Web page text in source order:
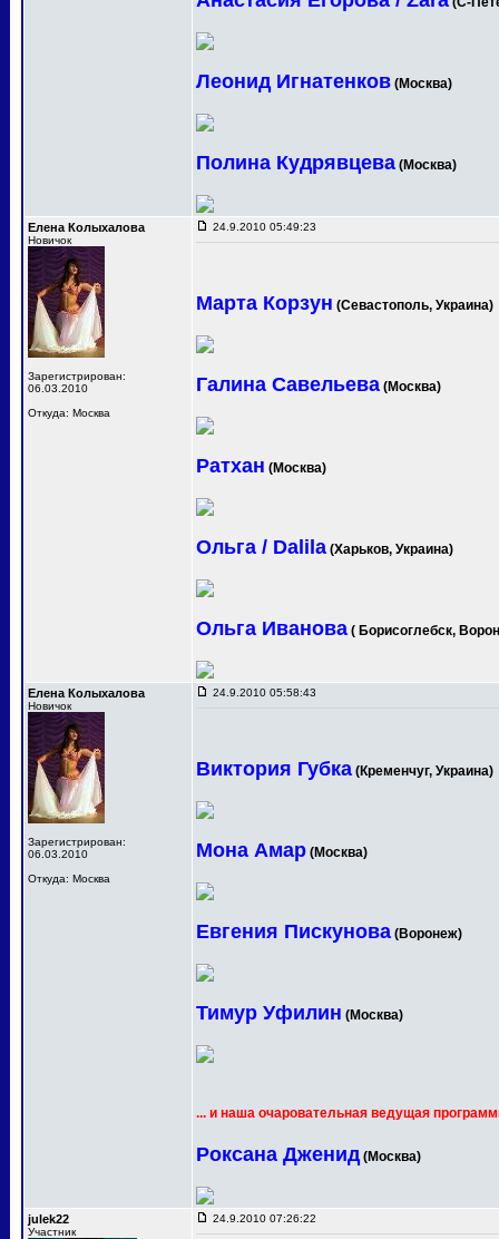
Леонид Игнатенков (Москва)
Полина Кудрявцева (Москва)
Елена Колыхалова
Новичок
Зарегистрирован:
06.03.2010
Откуда: Москва
24.9.2010 05:49:23
Марта Корзун (Севастополь, Украина)
Галина Савельева (Москва)
Ратхан (Москва)
Ольга / Dalila (Харьков, Украина)
Ольга Иванова ( Борисоглебск,
Елена Колыхалова
Новичок
Зарегистрирован:
06.03.2010
Откуда: Москва
24.9.2010 05:58:43
Виктория Губка (Кременчуг, Украина)
Мона Амар (Москва)
Евгения Пискунова (Воронеж)
Тимур Уфилин (Москва)
... и наша очаровательная ведущая
Роксана Дженид (Москва)
julek22
Участник
24.9.2010 07:26:22